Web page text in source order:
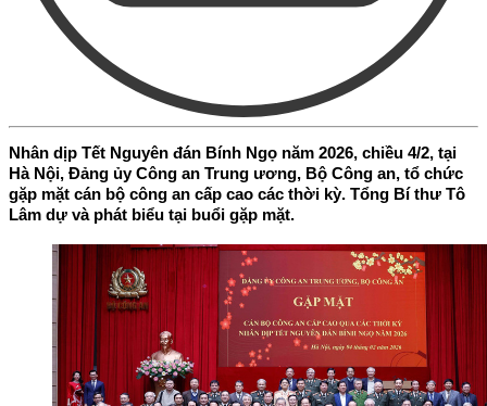
Nhân dịp Tết Nguyên đán Bính Ngọ năm 2026, chiều 4/2, tại
Hà Nội, Đảng ủy Công an Trung ương, Bộ Công an, tổ chức
gặp mặt cán bộ công an cấp cao các thời kỳ. Tổng Bí thư Tô
Lâm dự và phát biểu tại buổi gặp mặt.